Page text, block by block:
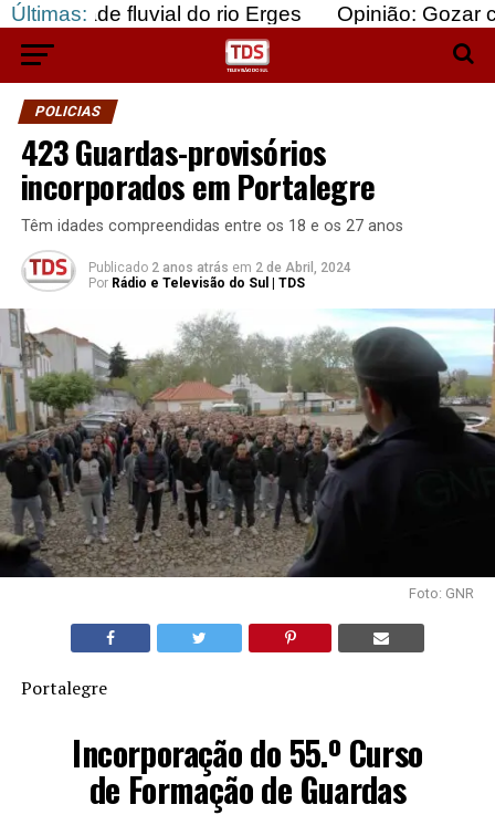
Últimas:
fluvial do rio Erges Opinião: Gozar com
POLICIAS
423 Guardas-provisórios
incorporados em Portalegre
Têm idades compreendidas entre os 18 e os 27 anos
Publicado 2 anos atrás em 2 de Abril, 2024
Por Rádio e Televisão do Sul | TDS
Foto: GNR
Portalegre
Incorporação do 55.º Curso
de Formação de Guardas